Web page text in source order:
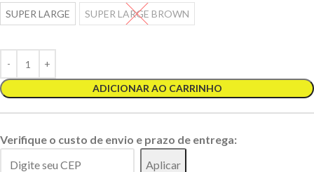
SUPER LARGE SUPER LARGE BROWN
ADICIONAR AO CARRINHO
Verifique o custo de envio e prazo de entrega:
Aplicar